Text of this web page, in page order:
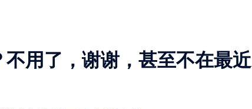
用了，谢谢，甚至不在最近